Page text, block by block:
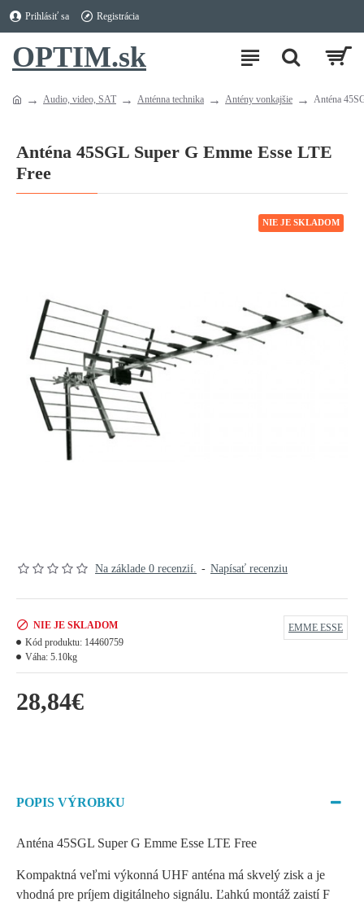
Prihlásiť sa Registrácia
OPTIM.sk
Audio, video, SAT Anténna technika Antény vonkajšie Anténa
Anténa 45SGL Super G Emme Esse LTE
Free
NIE JE SKLADOM
Na základe 0 recenzií. - Napísať recenziu
28,84€
NIE JE SKLADOM
Kód produktu: 14460759
Váha: 5.10kg
EMME ESSE
POPIS VÝROBKU
Anténa 45SGL Super G Emme Esse LTE Free
Kompaktná veľmi výkonná UHF anténa má skvelý zisk a je
vhodná pre príjem digitálneho signálu. Ľahkú montáž zaistí F